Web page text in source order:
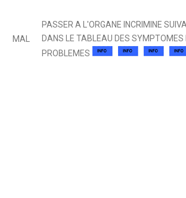
MAL
PASSER A L'ORGANE INCRIMINE
DANS LE TABLEAU DES SYMPTOMES
PROBLEMES